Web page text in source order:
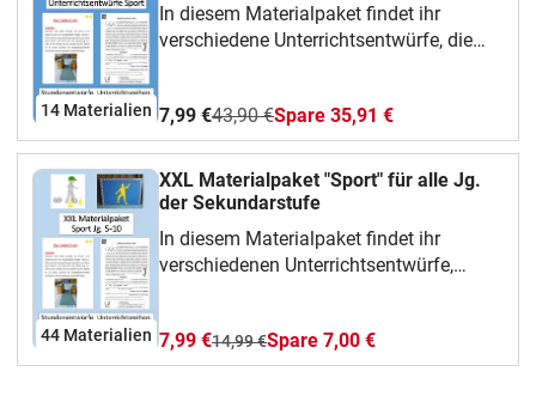
14 Materialien
In diesem Materialpaket findet ihr
verschiedene Unterrichtsentwürfe, die
Beginn eines Schuljahres ausgegeben
werden kann.Über eine Rückmeldung
würde ich mich sehr freuenViel Freude
mit meinem Material
7,99 €43,90 €Spare 35,91 €
44 Materialien
XXL Materialpaket "Sport" für alle Jg.
der Sekundarstufe
In diesem Materialpaket findet ihr
verschiedenen Unterrichtsentwürfe,
aber auch Informationen zu einzelnen
Sportarten. Eingesetzt werden können
7,99 €14,99 €Spare 7,00 €